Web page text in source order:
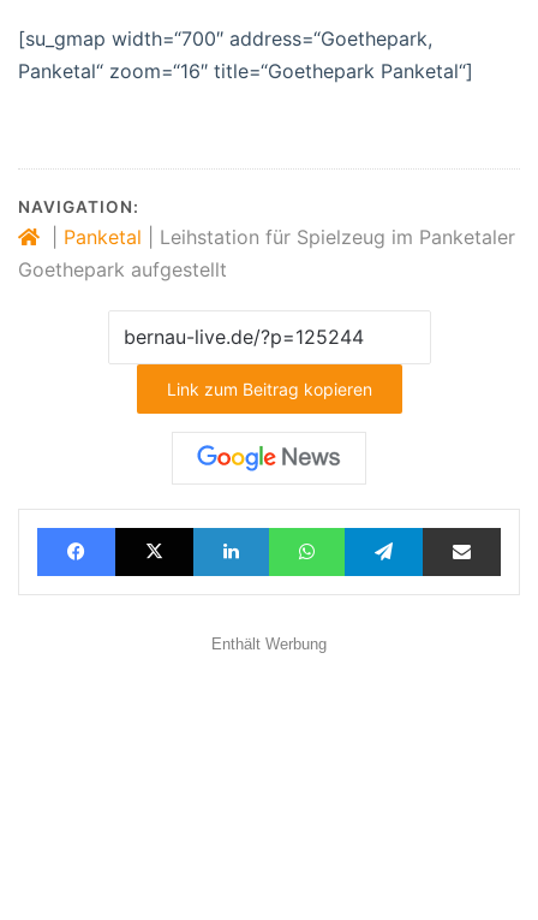
[su_gmap width=“700″ address=“Goethepark,
Panketal“ zoom=“16″ title=“Goethepark Panketal“]
NAVIGATION:
Panketal
Leihstation für Spielzeug im Panketaler
Goethepark aufgestellt
Link zum Beitrag kopieren
FacebookX LinkedInWhatsAppTelegramTeilen via E-Mail
Enthält Werbung